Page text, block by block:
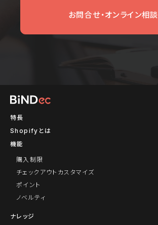
お問合せ・オンライン相談
特長
Shopifyとは
機能
購入制限
チェックアウトカスタマイズ
ポイント
ノベルティ
ナレッジ